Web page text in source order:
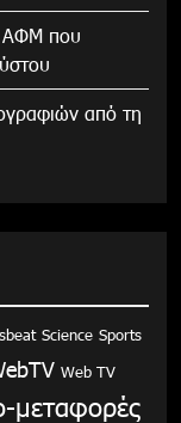
ΑΦΜ που
από τη
Science Sports
Web TV
μεταφορές